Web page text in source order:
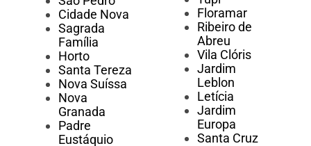
Cidade Nova
Sagrada
Família
Horto
Santa Tereza
Nova Suíssa
Nova
Granada
Padre
Eustáquio
Floramar
Ribeiro de
Abreu
Vila Clóris
Jardim
Leblon
Letícia
Jardim
Europa
Santa Cruz